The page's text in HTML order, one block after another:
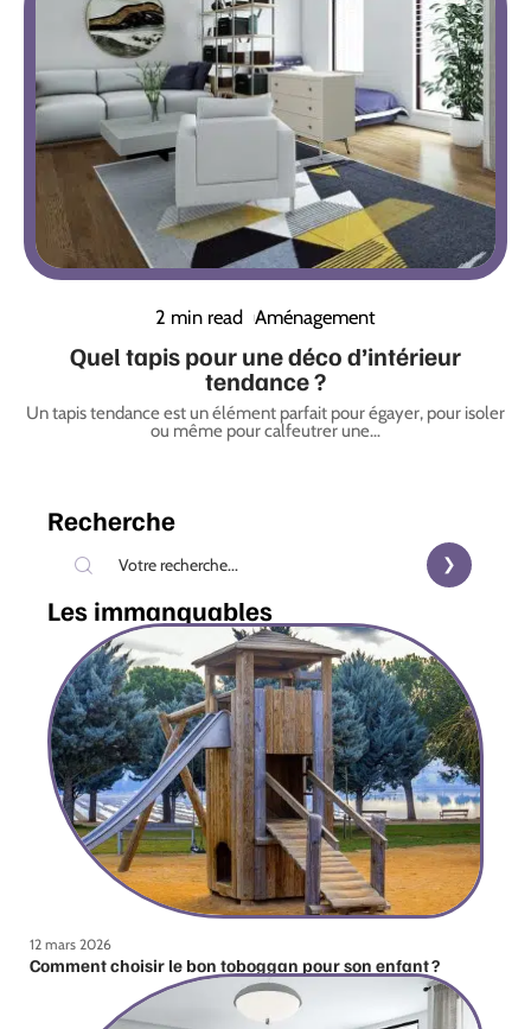
2 min read Aménagement
Quel tapis pour une déco d’intérieur
tendance ?
Un tapis tendance est un élément parfait pour égayer, pour isoler
ou même pour calfeutrer une…
Recherche
Les immanquables
12 mars 2026
Comment choisir le bon toboggan pour son enfant ?